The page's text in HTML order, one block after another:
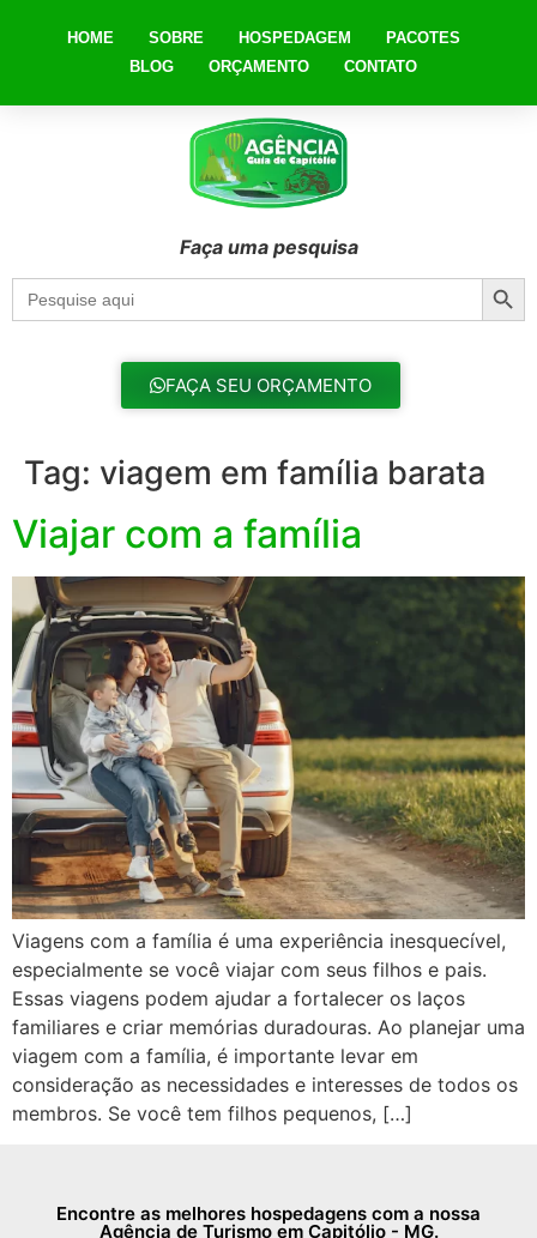
HOME SOBRE HOSPEDAGEM
PACOTES
BLOG
ORÇAMENTO CONTATO
Faça uma pesquisa
Search
for:
FAÇA SEU ORÇAMENTO
Tag: viagem em família barata
Viajar com a família
Viagens com a família é uma experiência inesquecível,
especialmente se você viajar com seus filhos e pais.
Essas viagens podem ajudar a fortalecer os laços
familiares e criar memórias duradouras. Ao planejar uma
viagem com a família, é importante levar em
consideração as necessidades e interesses de todos os
membros. Se você tem filhos pequenos, […]
Encontre as melhores hospedagens com a nossa
Agência de Turismo em Capitólio - MG.